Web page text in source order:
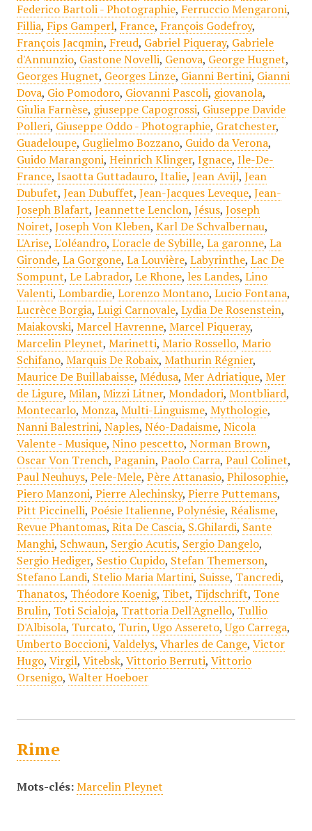
Federico Bartoli - Photographie, Ferruccio Mengaroni,
Fillia, Fips Gamperl, France, François Godefroy,
François Jacqmin, Freud, Gabriel Piqueray, Gabriele
d'Annunzio, Gastone Novelli, Genova, George Hugnet,
Georges Hugnet, Georges Linze, Gianni Bertini, Gianni
Dova, Gio Pomodoro, Giovanni Pascoli, giovanola,
Giulia Farnèse, giuseppe Capogrossi, Giuseppe Davide
Polleri, Giuseppe Oddo - Photographie, Gratchester,
Guadeloupe, Guglielmo Bozzano, Guido da Verona,
Guido Marangoni, Heinrich Klinger, Ignace, Ile-De-
France, Isaotta Guttadauro, Italie, Jean Avijl, Jean
Dubufet, Jean Dubuffet, Jean-Jacques Leveque, Jean-
Joseph Blafart, Jeannette Lenclon, Jésus, Joseph
Noiret, Joseph Von Kleben, Karl De Schvalbernau,
L'Arise, L'oléandro, L'oracle de Sybille, La garonne, La
Gironde, La Gorgone, La Louvière, Labyrinthe, Lac De
Sompunt, Le Labrador, Le Rhone, les Landes, Lino
Valenti, Lombardie, Lorenzo Montano, Lucio Fontana,
Lucrèce Borgia, Luigi Carnovale, Lydia De Rosenstein,
Maiakovski, Marcel Havrenne, Marcel Piqueray,
Marcelin Pleynet, Marinetti, Mario Rossello, Mario
Schifano, Marquis De Robaix, Mathurin Régnier,
Maurice De Buillabaisse, Médusa, Mer Adriatique, Mer
de Ligure, Milan, Mizzi Litner, Mondadori, Montbliard,
Montecarlo, Monza, Multi-Linguisme, Mythologie,
Nanni Balestrini, Naples, Néo-Dadaisme, Nicola
Valente - Musique, Nino pescetto, Norman Brown,
Oscar Von Trench, Paganin, Paolo Carra, Paul Colinet,
Paul Neuhuys, Pele-Mele, Père Attanasio, Philosophie,
Piero Manzoni, Pierre Alechinsky, Pierre Puttemans,
Pitt Piccinelli, Poésie Italienne, Polynésie, Réalisme,
Revue Phantomas, Rita De Cascia, S.Ghilardi, Sante
Manghi, Schwaun, Sergio Acutis, Sergio Dangelo,
Sergio Hediger, Sestio Cupido, Stefan Themerson,
Stefano Landi, Stelio Maria Martini, Suisse, Tancredi,
Thanatos, Théodore Koenig, Tibet, Tijdschrift, Tone
Brulin, Toti Scialoja, Trattoria Dell'Agnello, Tullio
D'Albisola, Turcato, Turin,Ugo Assereto,Ugo Carrega,
Umberto Boccioni, Valdelys, Vharles de Cange, Victor
Hugo, Virgil, Vitebsk, Vittorio Berruti, Vittorio
Orsenigo, Walter Hoeboer
Rime
Mots-clés: Marcelin Pleynet